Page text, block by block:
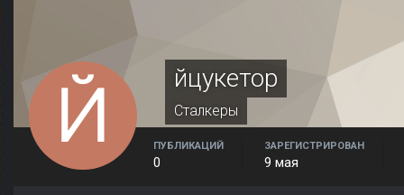
йцукетор
Сталкеры
ПУБЛИКАЦИЙ
0
ЗАРЕГИСТРИРОВАН
9 мая